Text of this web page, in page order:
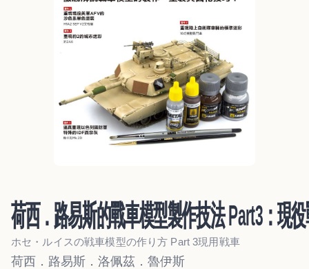
荷西．路易斯的戰車模型製作技法 Part3：現
ホセ・ルイスの戦車模型の作り方 Part 3現用戦車
荷西．路易斯．洛佩茲．魯伊斯